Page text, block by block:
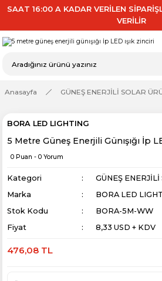
SAAT 16:00 A KADAR VERİLEN
VERİLİR
Anasayfa GÜNEŞ ENERJİLİ SOLAR
BORA LED LIGHTING
5 Metre Güneş Enerjili Günışığı İp
0 Puan - 0 Yorum
Kategori
GÜNEŞ
Marka
BORA LED
Stok Kodu
BORA-5M-WW
Fiyat
8,33 USD + KDV
476,08 TL